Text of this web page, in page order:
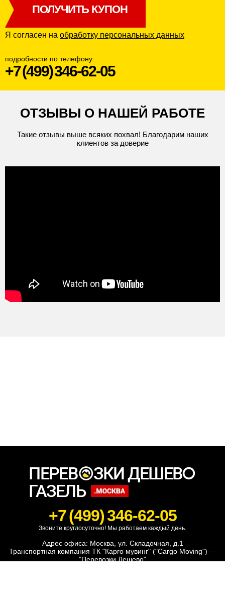
ПОЛУЧИТЬ КУПОН
Я согласен на обработку персональных данных
подробности по телефону:
+7 (499) 346-62-05
ОТЗЫВЫ О НАШЕЙ РАБОТЕ
Такие отзывы выше всяких похвал! Благодарим наших
клиентов за доверие
+7 (499) 346-62-05
Звоните круглосуточно! Мы работаем каждый день.
Адрес офиса: Москва, ул. Складочная, д.1
Транспортная компания ТК "Карго мувинг" ("Cargo Moving") —
"Перевозки Дешево"